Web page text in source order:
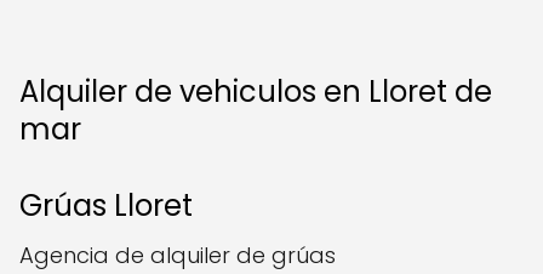
Alquiler de vehiculos en Lloret de
mar
Grúas Lloret
Agencia de alquiler de grúas